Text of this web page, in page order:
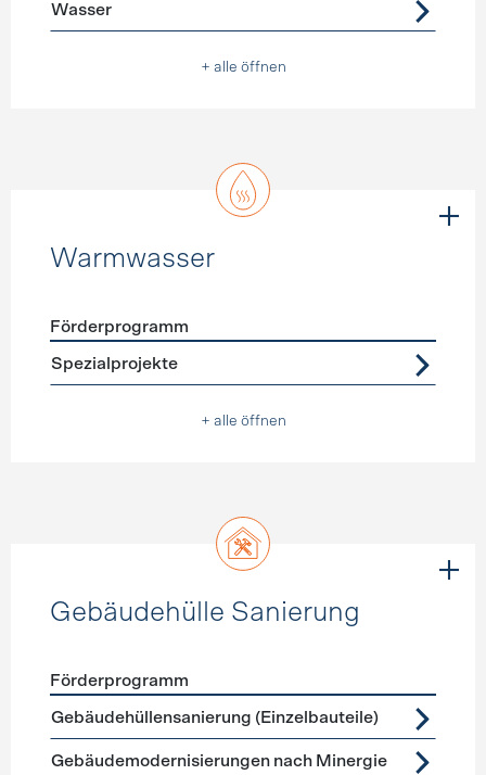
Wasser
+ alle öffnen
Warmwasser
Förderprogramme
Förderprogramm
Spezialprojekte
+ alle öffnen
Gebäudehülle Sanierung
Förderprogramme Gebäudehülle Sanierung
Förderprogramm
Gebäudehüllensanierung (Einzelbauteile)
Gebäudemodernisierungen nach Minergie